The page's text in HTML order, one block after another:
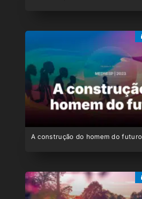
A construção do homem do futuro